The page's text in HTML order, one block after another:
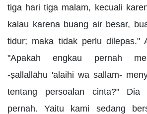
tiga hari tiga malam, kecuali
kalau karena buang air besar,
tidur; maka tidak perlu dilepas."
"Apakah engkau pernah
-ṣallallāhu 'alaihi wa sallam-
tentang persoalan cinta?" Dia
pernah. Yaitu kami sedang